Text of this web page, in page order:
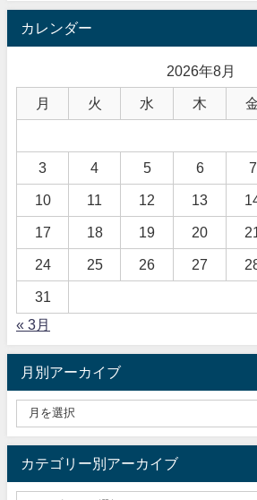
カレンダー
2026年8月
月 火 水 木
3 4 5 6 7
10 11 12 13
17 18 19 20 21
24 25 26 27
31
« 3月
月別アーカイブ
カテゴリー別アーカイブ